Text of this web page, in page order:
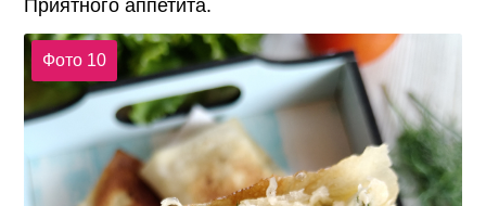
Приятного аппетита.
Фото 10